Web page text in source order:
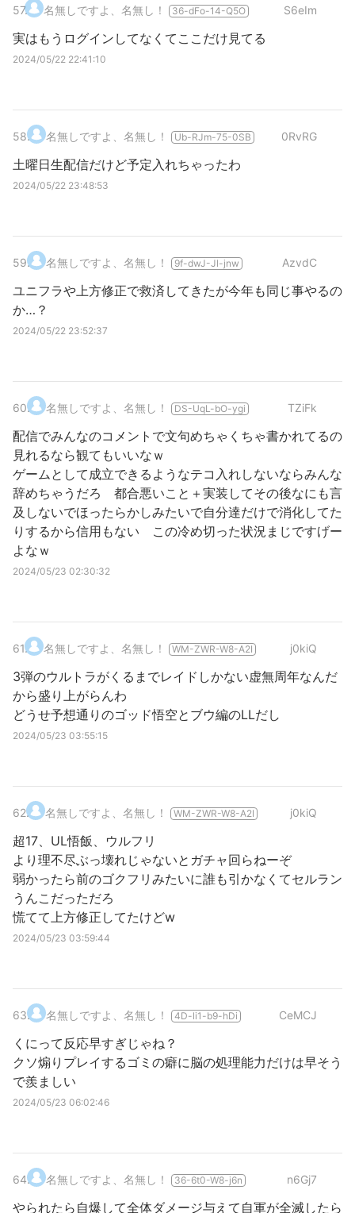
57. 名無しですよ、名無し！ 36-dFo-14-Q5O S6eIm
実はもうログインしてなくてここだけ見てる
2024/05/22 22:41:10
58. 名無しですよ、名無し！ Ub-RJm-75-0SB 0RvRG
土曜日生配信だけど予定入れちゃったわ
2024/05/22 23:48:53
59. 名無しですよ、名無し！ 9f-dwJ-Jl-jnw AzvdC
ユニフラや上方修正で救済してきたが今年も同じ事やるの
か…？
2024/05/22 23:52:37
60. 名無しですよ、名無し！ DS-UqL-bO-ygi TZiFk
配信でみんなのコメントで文句めちゃくちゃ書かれてるの
見れるなら観てもいいなｗ
ゲームとして成立できるようなテコ入れしないならみんな
辞めちゃうだろ 都合悪いこと＋実装してその後なにも言
及しないでほったらかしみたいで自分達だけで消化してた
りするから信用もない この冷め切った状況まじですげー
よなｗ
2024/05/23 02:30:32
61. 名無しですよ、名無し！ WM-ZWR-W8-A2I j0kiQ
3弾のウルトラがくるまでレイドしかない虚無周年なんだ
から盛り上がらんわ
どうせ予想通りのゴッド悟空とブウ編のLLだし
2024/05/23 03:55:15
62. 名無しですよ、名無し！ WM-ZWR-W8-A2I j0kiQ
超17、UL悟飯、ウルフリ
より理不尽ぶっ壊れじゃないとガチャ回らねーぞ
弱かったら前のゴクフリみたいに誰も引かなくてセルラン
うんこだっただろ
慌てて上方修正してたけどw
2024/05/23 03:59:44
63. 名無しですよ、名無し！ 4D-li1-b9-hDi CeMCJ
くにって反応早すぎじゃね？
クソ煽りプレイするゴミの癖に脳の処理能力だけは早そう
で羨ましい
2024/05/23 06:02:46
64. 名無しですよ、名無し！ 36-6t0-W8-j6n n6Gj7
やられたら自爆して全体ダメージ与えて自軍が全滅したら